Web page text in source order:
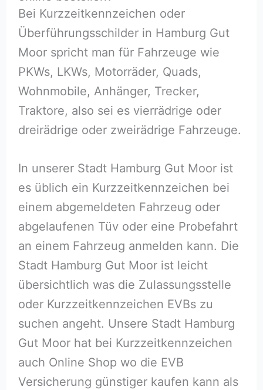
Bei Kurzzeitkennzeichen oder
Überführungsschilder in Hamburg Gut
Moor spricht man für Fahrzeuge wie
PKWs, LKWs, Motorräder, Quads,
Wohnmobile, Anhänger, Trecker,
Traktore, also sei es vierrädrige oder
dreirädrige oder zweirädrige Fahrzeuge.
In unserer Stadt Hamburg Gut Moor ist
es üblich ein Kurzzeitkennzeichen bei
einem abgemeldeten Fahrzeug oder
abgelaufenen Tüv oder eine Probefahrt
an einem Fahrzeug anmelden kann. Die
Stadt Hamburg Gut Moor ist leicht
übersichtlich was die Zulassungsstelle
oder Kurzzeitkennzeichen EVBs zu
suchen angeht. Unsere Stadt Hamburg
Gut Moor hat bei Kurzzeitkennzeichen
auch Online Shop wo die EVB
Versicherung günstiger kaufen kann als